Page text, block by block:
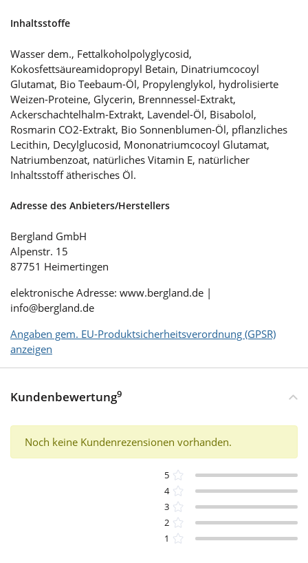
Inhaltsstoffe
Wasser dem., Fettalkoholpolyglycosid,
Kokosfettsäureamidopropyl Betain, Dinatriumcocoyl
Glutamat, Bio Teebaum-Öl, Propylenglykol, hydrolisierte
Weizen-Proteine, Glycerin, Brennnessel-Extrakt,
Ackerschachtelhalm-Extrakt, Lavendel-Öl, Bisabolol,
Rosmarin CO2-Extrakt, Bio Sonnenblumen-Öl, pflanzliches
Lecithin, Decylglucosid, Mononatriumcocoyl Glutamat,
Natriumbenzoat, natürliches Vitamin E, natürlicher
Inhaltsstoff ätherisches Öl.
Adresse des Anbieters/Herstellers
Bergland GmbH
Alpenstr. 15
87751 Heimertingen
elektronische Adresse: www.bergland.de |
info@bergland.de
Angaben gem. EU-Produktsicherheitsverordnung (GPSR)
anzeigen
Kundenbewertung9
Noch keine Kundenrezensionen vorhanden.
5
4
3
2
1